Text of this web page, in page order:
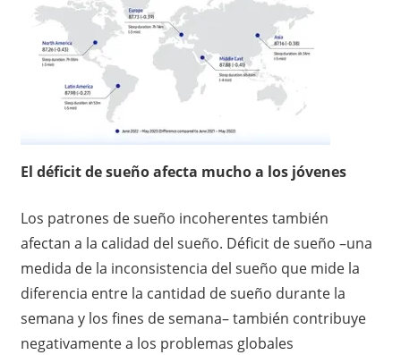
El déficit de sueño afecta mucho a los jóvenes
Los patrones de sueño incoherentes también
afectan a la calidad del sueño. Déficit de sueño –una
medida de la inconsistencia del sueño que mide la
diferencia entre la cantidad de sueño durante la
semana y los fines de semana– también contribuye
negativamente a los problemas globales